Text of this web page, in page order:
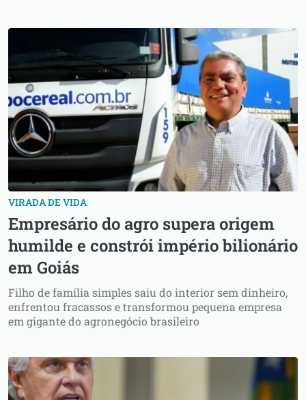
VIRADA DE VIDA
Empresário do agro supera origem
humilde e constrói império bilionário
em Goiás
Filho de família simples saiu do interior sem dinheiro,
enfrentou fracassos e transformou pequena empresa
em gigante do agronegócio brasileiro